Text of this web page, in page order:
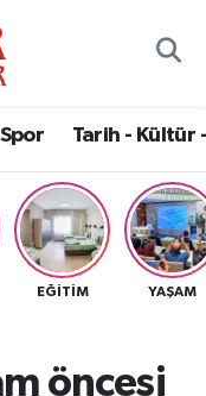
Spor Tarih - Kültür
EĞITIM YAŞAM
öncesi